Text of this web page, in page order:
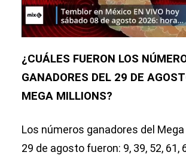
¿CUÁLES FUERON LOS
GANADORES DEL 29 DE
MEGA MILLIONS?
Los números ganadores del Mega
29 de agosto fueron: 9, 39, 52, 61,